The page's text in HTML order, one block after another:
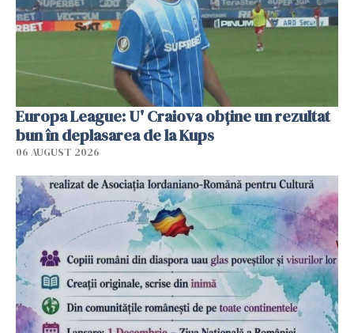
Europa League: U' Craiova obține un rezultat
bun în deplasarea de la Kups
06 AUGUST 2026